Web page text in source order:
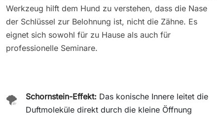
Werkzeug hilft dem Hund zu verstehen, dass die Nase
der Schlüssel zur Belohnung ist, nicht die Zähne. Es
eignet sich sowohl für zu Hause als auch für
professionelle Seminare.
🌪️ Schornstein-Effekt: Das konische Innere leitet die
Duftmoleküle direkt durch die kleine Öffnung